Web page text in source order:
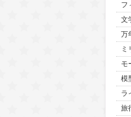
フ
文
万
ミ
モ
模
ラ
旅